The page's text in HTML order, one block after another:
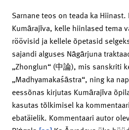
Sarnane teos on teada ka
Kumārajīva, kelle hiinlased tema
röövisid ja kellele õpetasid
sajandi alguses Nāgārjuna
„Zhonglun“ (中論), mis sanskriti
„Madhyamakaśāstra“, ning ka
eessõnas kirjutas Kumārajīva
kasutas tõlkimisel ka
ebatäielik. Kommentaari autor